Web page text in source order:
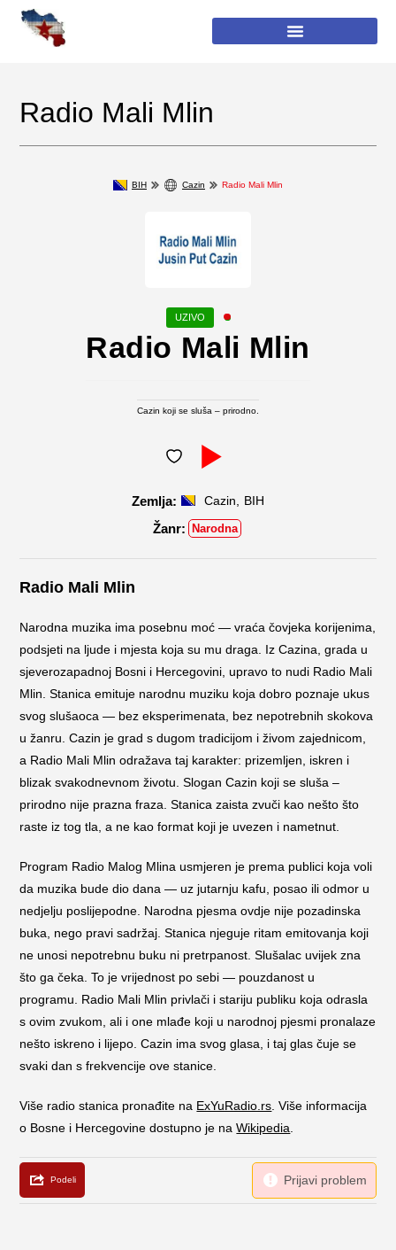
Radio Mali Mlin
BIH Cazin Radio Mali Mlin
Radio Mali Mlin
Cazin koji se sluša – prirodno.
Cazin BIH
Narodna
Radio Mali Mlin
Narodna muzika ima posebnu moć — vraća čovjeka korijenima,
podsjeti na ljude i mjesta koja su mu draga. Iz Cazina, grada u
sjeverozapadnoj Bosni i Hercegovini, upravo to nudi Radio Mali
Mlin. Stanica emituje narodnu muziku koja dobro poznaje ukus
svog slušaoca — bez eksperimenata, bez nepotrebnih skokova
u žanru. Cazin je grad s dugom tradicijom i živom zajednicom,
a Radio Mali Mlin odražava taj karakter: prizemljen, iskren i
blizak svakodnevnom životu. Slogan Cazin koji se sluša –
prirodno nije prazna fraza. Stanica zaista zvuči kao nešto što
raste iz tog tla, a ne kao format koji je uvezen i nametnut.
Program Radio Malog Mlina usmjeren je prema publici koja voli
da muzika bude dio dana — uz jutarnju kafu, posao ili odmor u
nedjelju poslijepodne. Narodna pjesma ovdje nije pozadinska
buka, nego pravi sadržaj. Stanica njeguje ritam emitovanja koji
ne unosi nepotrebnu buku ni pretrpanost. Slušalac uvijek zna
što ga čeka. To je vrijednost po sebi — pouzdanost u
programu. Radio Mali Mlin privlači i stariju publiku koja odrasla
s ovim zvukom, ali i one mlađe koji u narodnoj pjesmi pronalaze
nešto iskreno i lijepo. Cazin ima svog glasa, i taj glas čuje se
svaki dan s frekvencije ove stanice.
Više radio stanica pronađite na ExYuRadio.rs . Više informacija
o Bosne i Hercegovine dostupno je naWikipedia